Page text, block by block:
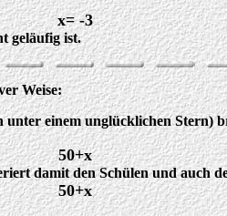
x= -3
geläufig ist.
Weise:
einem unglücklichen Stern)
50+x
damit den Schülen und auch
50+x